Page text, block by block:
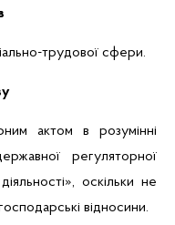
трудової сфери.
актом в розумінні
регуляторної
оскільки не
відносини.